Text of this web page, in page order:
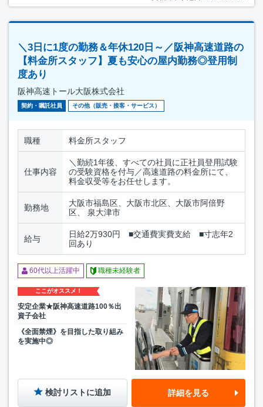
＼3日に1度の勤務＆年休120日～／阪神高速道路の
【料金所スタッフ】夏も安心の屋内勤務◎登用制
度あり
阪神高速トール大阪株式会社
契約・嘱託社員 その他（販売・接客・サービス）
職種 料金所スタッフ
仕事内容
＼勤続1年後、すべての社員に正社員登用試験
の受験資格を付与／高速道路の料金所にて、
料金収受等をお任せします。
勤務地
大阪市福島区、大阪市北区、大阪市阿倍野
区、 泉大津市
給与
日給2万930円 ■交通費実費支給 ■寸志年2
回あり
60代以上活躍中 職種未経験者
ここがオススメ！
安定企業★阪神高速道路100％出
資子会社
《全面禁煙》を目指した取り組み
を実施中◎
検討リストに追加 詳細を見る